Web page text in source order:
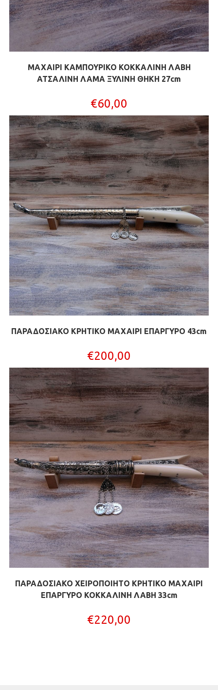
ΜΑΧΑΙΡΙ ΚΑΜΠΟΥΡΙΚΟ ΚΟΚΚΑΛΙΝΗ ΛΑΒΗ
ΑΤΣΑΛΙΝΗ ΛΑΜΑ ΞΥΛΙΝΗ ΘΗΚΗ 27cm
€60,00
ΠΑΡΑΔΟΣΙΑΚΟ ΚΡΗΤΙΚΟ ΜΑΧΑΙΡΙ ΕΠΑΡΓΥΡΟ 43cm
€200,00
ΠΑΡΑΔΟΣΙΑΚΟ ΧΕΙΡΟΠΟΙΗΤΟ ΚΡΗΤΙΚΟ ΜΑΧΑΙΡΙ
ΕΠΑΡΓΥΡΟ ΚΟΚΚΑΛΙΝΗ ΛΑΒΗ 33cm
€220,00